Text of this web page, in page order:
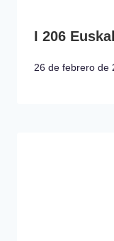
I 206
26 de febrero de